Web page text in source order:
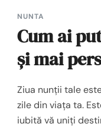
NUNTA
Cum ai
și mai
Ziua nunții tale
zile din viața ta.
iubită vă uniți